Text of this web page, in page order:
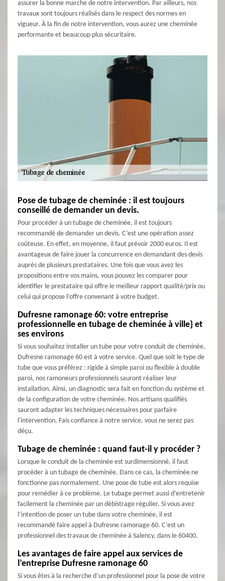
assurer la bonne marche de notre intervention. Par ailleurs, nos
travaux sont toujours réalisés dans le respect des normes en
vigueur. À la fin de notre intervention, vous aurez une cheminée
performante et beaucoup plus sécuritaire.
Pose de tubage de cheminée : il est toujours
conseillé de demander un devis.
Pour procéder à un tubage de cheminée, il est toujours
recommandé de demander un devis. C’est une opération assez
coûteuse. En effet, en moyenne, il faut prévoir 2000 euros. Il est
avantageux de faire jouer la concurrence en demandant des devis
auprès de plusieurs prestataires. Une fois que vous avez les
propositions entre vos mains, vous pouvez les comparer pour
identifier le prestataire qui offre le meilleur rapport qualité/prix ou
celui qui propose l’offre convenant à votre budget.
Dufresne ramonage 60: votre entreprise
professionnelle en tubage de cheminée à ville} et
ses environs
Si vous souhaitez installer un tube pour votre conduit de cheminée,
Dufresne ramonage 60 est à votre service. Quel que soit le type de
tube que vous préférez : rigide à simple paroi ou flexible à double
paroi, nos ramoneurs professionnels sauront réaliser leur
installation. Ainsi, un diagnostic sera fait en fonction du système et
de la configuration de votre cheminée. Nos artisans qualifiés
sauront adapter les techniques nécessaires pour parfaire
l'intervention. Fais confiance à notre service, vous ne serez pas
déçu.
Tubage de cheminée : quand faut-il y procéder ?
Lorsque le conduit de la cheminée est surdimensionné, il faut
procéder à un tubage de cheminée. Dans ce cas, la cheminée ne
fonctionne pas normalement. Une pose de tube est alors requise
pour remédier à ce problème. Le tubage permet aussi d’entretenir
facilement la cheminée par un débistrage régulier. Si vous avez
l’intention de poser un tube dans votre cheminée, il est
recommandé faire appel à Dufresne ramonage 60. C’est un
professionnel des travaux de cheminée à Salency, dans le 60400.
Les avantages de faire appel aux services de
l’entreprise Dufresne ramonage 60
Si vous êtes à la recherche d’un professionnel pour la pose de votre